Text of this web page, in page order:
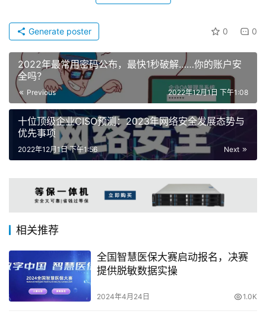
0 0
Generate poster
2022年最常用密码公布，最快1秒破解……你的账户安
全吗？
Previous 2022年12月1日 下午1:08
十位顶级企业CISO预测：2023年网络安全发展态势与
优先事项
Next
2022年12月1日 下午1:56
相关推荐
全国智慧医保大赛启动报名，决赛
提供脱敏数据实操
2024年4月24日 1.0K